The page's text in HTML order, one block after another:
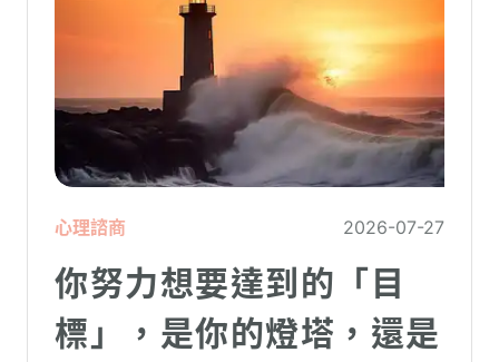
心理諮商 2026-07-27
你努力想要達到的「目
標」，是你的燈塔，還是